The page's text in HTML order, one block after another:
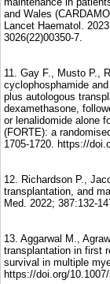
and Wales
Lancet Haematol.
3026(22)00350-7.
11. Gay F., Musto P.,
cyclophosphamide
plus autologous
dexamethasone,
or lenalidomide alone
(FORTE): a
1705-1720. https://
12. Richardson P.,
transplantation, and
Med. 2022; 387:132-
13. Aggarwal M.,
transplantation in first
survival in multiple
https://doi.org/10.1007/